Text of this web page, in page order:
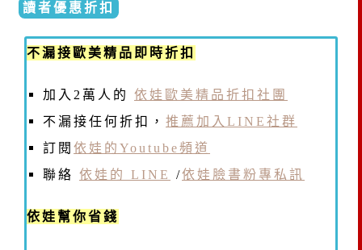
讀者優惠折扣
不漏接歐美精品即時折扣
加入2萬人的 依娃歐美精品折扣社團
不漏接任何折扣， 推薦加入LINE社群
訂閱 依娃的Youtube頻道
聯絡 依娃的 LINE /依娃臉書粉專私訊
依娃幫你省錢